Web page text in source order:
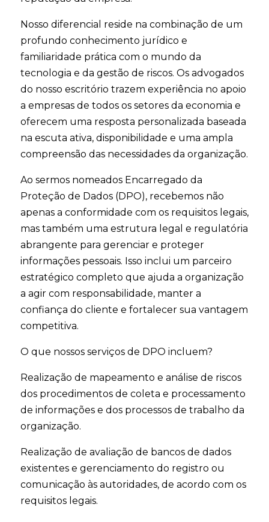
Nosso diferencial reside na combinação de um
profundo conhecimento jurídico e
familiaridade prática com o mundo da
tecnologia e da gestão de riscos. Os advogados
do nosso escritório trazem experiência no apoio
a empresas de todos os setores da economia e
oferecem uma resposta personalizada baseada
na escuta ativa, disponibilidade e uma ampla
compreensão das necessidades da organização.
Ao sermos nomeados Encarregado da
Proteção de Dados (DPO), recebemos não
apenas a conformidade com os requisitos legais,
mas também uma estrutura legal e regulatória
abrangente para gerenciar e proteger
informações pessoais. Isso inclui um parceiro
estratégico completo que ajuda a organização
a agir com responsabilidade, manter a
confiança do cliente e fortalecer sua vantagem
competitiva.
O que nossos serviços de DPO incluem?
Realização de mapeamento e análise de riscos
dos procedimentos de coleta e processamento
de informações e dos processos de trabalho da
organização.
Realização de avaliação de bancos de dados
existentes e gerenciamento do registro ou
comunicação às autoridades, de acordo com os
requisitos legais.